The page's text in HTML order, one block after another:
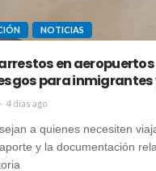
NOTICIAS
en aeropuertos
para
4 días ago
a quienes necesiten
y la documentación